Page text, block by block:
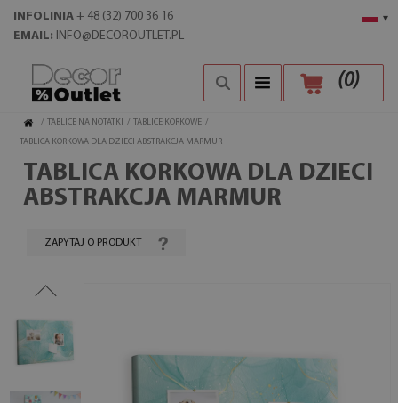
▾
INFOLINIA + 48 (32) 700 36 16
EMAIL: INFO@DECOROUTLET.PL
(0)
/ TABLICE NA NOTATKI / TABLICE KORKOWE /
TABLICA KORKOWA DLA DZIECI ABSTRAKCJA MARMUR
TABLICA KORKOWA DLA DZIECI
ABSTRAKCJA MARMUR
ZAPYTAJ O PRODUKT